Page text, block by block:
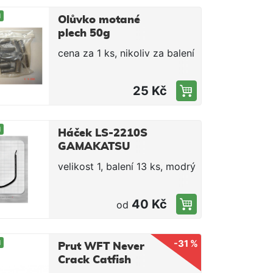
Olůvko motané
plech 50g
cena za 1 ks, nikoliv za balení
25 Kč
Háček LS-2210S
GAMAKATSU
(vel. 1, 2, 4, 8)
velikost 1, balení 13 ks, modrý
od 40 Kč
-31 %
Prut WFT Never
Crack Catfish